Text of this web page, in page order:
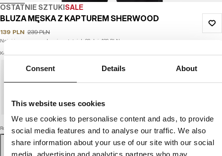
Consent Details About
This website uses cookies
We use cookies to personalise content and ads, to provide
social media features and to analyse our traffic. We also
share information about your use of our site with our social
media, advertising and analytics partners who may
OSTATNIE SZTUKISALE
BLUZA MĘSKA Z KAPTUREM SHERWOOD
139 PLN 239 PLN
Najniższa cena w okresie ostatnich 30 dni: 139 PLN
Kolor: red
Rozmiar
S M L XL XXL 3XL